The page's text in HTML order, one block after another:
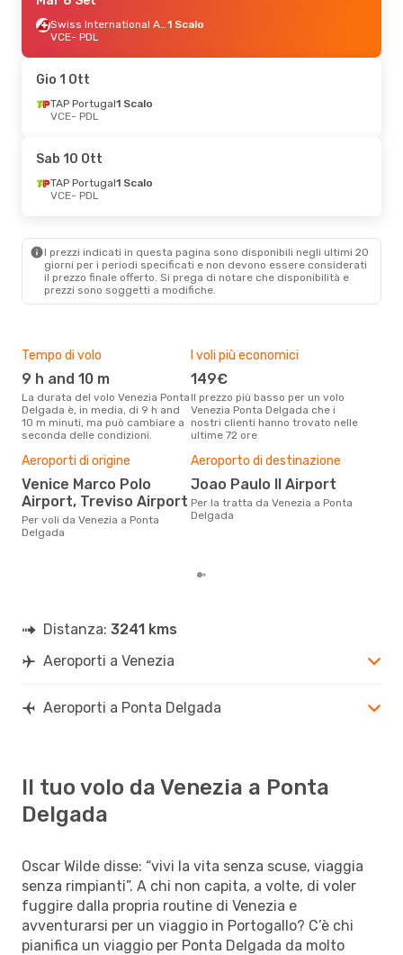
TAP Portugal1 Scalo
VCE- PDL
PDL- VCE
Sab 31 Ott- Sab 7 Nov
TAP Portugal
PDL- VCE
- PDL
TAP Portugal 1 Scalo
PDL- VCE
VCE- PDL
TAP Portugal
PDL- VCE
Swiss International Air Lines1 Scalo
VCE- PDL
Gio 1 Ott
TAP Portugal1 Scalo
VCE- PDL
Sab 10 Ott
TAP Portugal1 Scalo
VCE- PDL
I prezzi indicati in questa pagina sono disponibili negli ultimi 20
giorni per i periodi specificati e non devono essere considerati
il ​​prezzo finale offerto. Si prega di notare che disponibilità e
prezzi sono soggetti a modifiche.
Tempo di volo
9 h and 10 m
La durata del volo Venezia Ponta
Delgada è, in media, di 9 h and
10 m minuti, ma può cambiare a
seconda delle condizioni.
I voli più economici
149€
Il prezzo più basso per un volo
Venezia Ponta Delgada che i
nostri clienti hanno trovato nelle
ultime 72 ore
Aeroporti di origine
Venice Marco Polo
Airport, Treviso Airport
Per voli da Venezia a Ponta
Delgada
Aeroporto di destinazione
Joao Paulo II Airport
Per la tratta da Venezia a Ponta
Delgada
Distanza: 3241 kms
Aeroporti a Venezia
Aeroporti a Ponta Delgada
Il tuo volo da Venezia a Ponta
Delgada
Oscar Wilde disse: “vivi la vita senza scuse, viaggia
senza rimpianti”. A chi non capita, a volte, di voler
fuggire dalla propria routine di Venezia e
avventurarsi per un viaggio in Portogallo? C’è chi
pianifica un viaggio per Ponta Delgada da molto